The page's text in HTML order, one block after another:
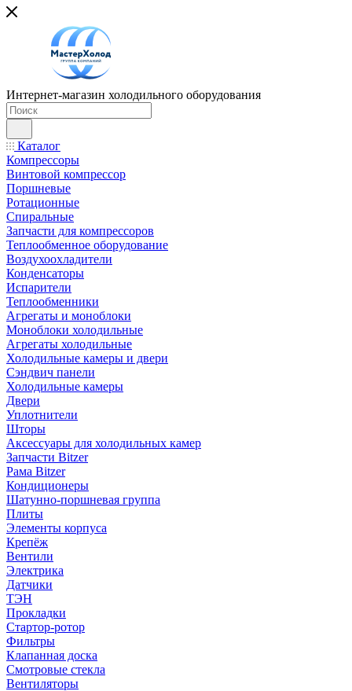
Интернет-магазин холодильного оборудования
Каталог
Компрессоры
Винтовой компрессор
Поршневые
Ротационные
Спиральные
Запчасти для компрессоров
Теплообменное оборудование
Воздухоохладители
Конденсаторы
Испарители
Теплообменники
Агрегаты и моноблоки
Моноблоки холодильные
Агрегаты холодильные
Холодильные камеры и двери
Сэндвич панели
Холодильные камеры
Двери
Уплотнители
Шторы
Аксессуары для холодильных камер
Запчасти Bitzer
Рама Bitzer
Кондиционеры
Шатунно-поршневая группа
Плиты
Элементы корпуса
Крепёж
Вентили
Электрика
Датчики
ТЭН
Прокладки
Стартор-ротор
Фильтры
Клапанная доска
Смотровые стекла
Вентиляторы